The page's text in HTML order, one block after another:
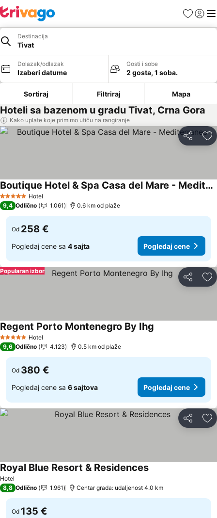
FavoritiPrijavi
Destinacija
Tivat
Dolazak/odlazak
Izaberi datume
Gosti i sobe
2 gosta, 1 soba.
Sortiraj Filtriraj Mapa
Hoteli sa bazenom u gradu Tivat, Crna Gora
Kako uplate koje primimo utiču na rangiranje
Deli
5 ZvezdiceHotel
Boutique Hotel & Spa Casa del Mare - Mediterraneo
Pogledaj cene
9,4 Odlično 1.061 0.6 km od plaže
Od 258 €
Pogledaj cene sa 4 sajta Pogledaj cene
Deli
Popularan izbor
5 ZvezdiceHotel
Regent Porto Montenegro By Ihg
9,6 Odlično 4.123 0.5 km od plaže
Od 380 €
Pogledaj cene sa 6 sajtova Pogledaj cene
Deli
Hotel
Royal Blue Resort & ResidencesPogledaj cene
8,8 Odlično 1.961 Centar grada: udaljenost 4.0 km
Od 135 €